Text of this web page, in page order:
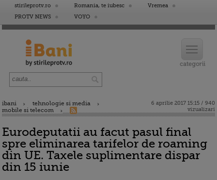
stirileprotv.ro Romania, te iubesc
Vremea
PROTV NEWS
VOYO
ibani
tehnologie si media
mobile si telecom
6 aprilie 2017 15:15 / 940
vizualizari
Eurodeputatii au facut pasul final
spre eliminarea tarifelor de roaming
din UE. Taxele suplimentare dispar
din 15 iunie